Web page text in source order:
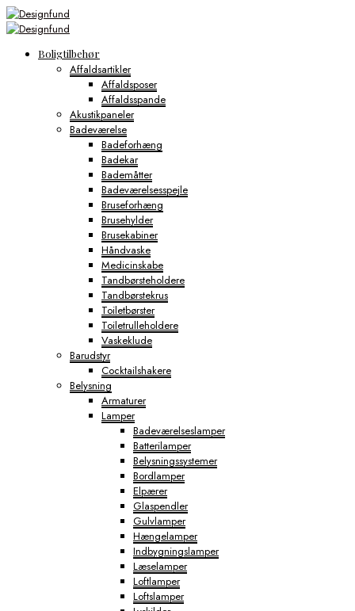
Boligtilbehør
Affaldsartikler
Affaldsposer
Affaldsspande
Akustikpaneler
Badeværelse
Badeforhæng
Badekar
Bademåtter
Badeværelsesspejle
Bruseforhæng
Brusehylder
Brusekabiner
Håndvaske
Medicinskabe
Tandbørsteholdere
Tandbørstekrus
Toiletbørster
Toiletrulleholdere
Vaskeklude
Barudstyr
Cocktailshakere
Belysning
Armaturer
Lamper
Badeværelseslamper
Batterilamper
Belysningssystemer
Bordlamper
Elpærer
Glaspendler
Gulvlamper
Hængelamper
Indbygningslamper
Læselamper
Loftlamper
Loftslamper